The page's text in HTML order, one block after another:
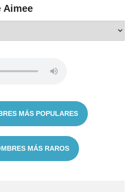
Aimee
MÁS POPULARES
MÁS RAROS